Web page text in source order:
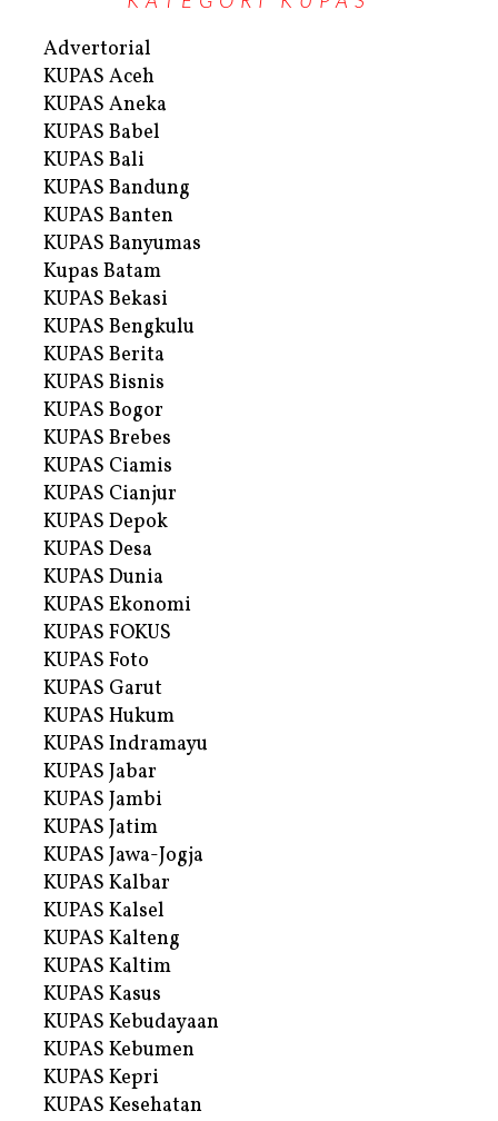
Advertorial
KUPAS Aceh
KUPAS Aneka
KUPAS Babel
KUPAS Bali
KUPAS Bandung
KUPAS Banten
KUPAS Banyumas
Kupas Batam
KUPAS Bekasi
KUPAS Bengkulu
KUPAS Berita
KUPAS Bisnis
KUPAS Bogor
KUPAS Brebes
KUPAS Ciamis
KUPAS Cianjur
KUPAS Depok
KUPAS Desa
KUPAS Dunia
KUPAS Ekonomi
KUPAS FOKUS
KUPAS Foto
KUPAS Garut
KUPAS Hukum
KUPAS Indramayu
KUPAS Jabar
KUPAS Jambi
KUPAS Jatim
KUPAS Jawa-Jogja
KUPAS Kalbar
KUPAS Kalsel
KUPAS Kalteng
KUPAS Kaltim
KUPAS Kasus
KUPAS Kebudayaan
KUPAS Kebumen
KUPAS Kepri
KUPAS Kesehatan